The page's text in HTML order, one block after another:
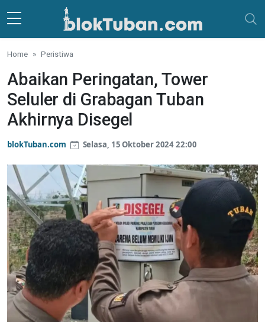
Skip to main content
Home Peristiwa
Abaikan Peringatan, Tower
Seluler di Grabagan Tuban
Akhirnya Disegel
blokTuban.com Selasa, 15 Oktober 2024 22:00